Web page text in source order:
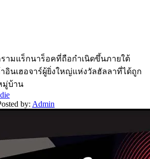
รามแร็กนาร็อคที่ถือกำเนิดขึ้นภายใต้
าอินเฮอจาร์ผู้ยิ่งใหญ่แห่งวัลฮัลลาที่ได้ถูก
มู่บ้าน
by: Admin